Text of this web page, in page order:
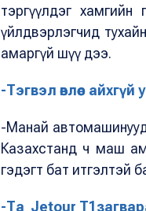
тэргүүлдэг
үйлдвэрлэгчид тухайн
амаргүй шүү дээ.
-Тэгвэл өвлөөс
-Манай автомашинууд
Казахстанд ч маш
гэдэгт бат итгэлтэй
-Та Jetour